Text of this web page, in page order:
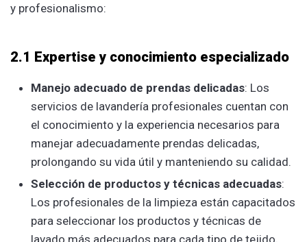
y profesionalismo:
2.1 Expertise y conocimiento especializado
Manejo adecuado de prendas delicadas: Los
servicios de lavandería profesionales cuentan con
el conocimiento y la experiencia necesarios para
manejar adecuadamente prendas delicadas,
prolongando su vida útil y manteniendo su calidad.
Selección de productos y técnicas adecuadas:
Los profesionales de la limpieza están capacitados
para seleccionar los productos y técnicas de
lavado más adecuados para cada tipo de tejido,